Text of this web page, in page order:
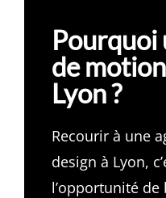
Pourquoi
de
Lyon ?
Recourir à une
design à Lyon,
l’opportunité